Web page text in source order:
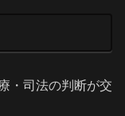
・司法の判断が交